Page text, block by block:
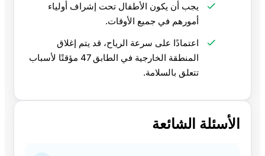
يجب أن يكون الأطفال تحت إشراف أولياء
أمورهم في جميع الأوقات.
اعتمادًا على سرعة الرياح، قد يتم إغلاق
المنطقة الخارجية في الطابق 47 مؤقتًا لأسباب
تتعلق بالسلامة.
الأسئلة الشائعة